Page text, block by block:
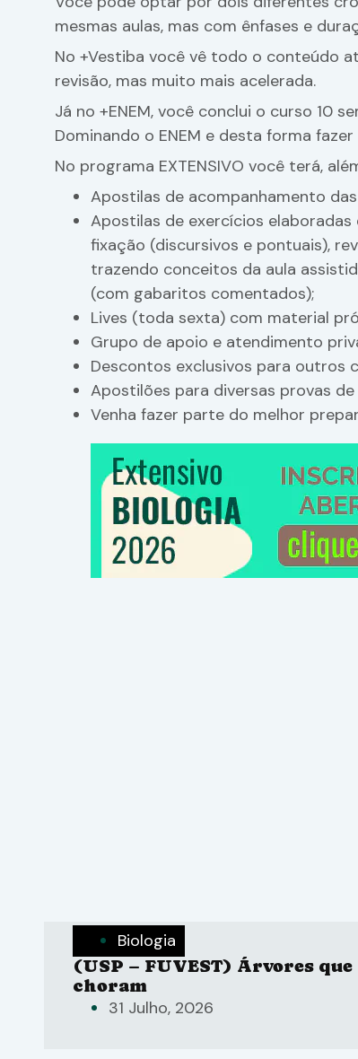
mesmas aulas, mas com ênfases e
No +Vestiba você vê todo o conteúdo
revisão, mas muito mais acelerada.
Já no +ENEM, você conclui o curso 10
Dominando o ENEM e desta forma
No programa EXTENSIVO você terá,
Apostilas de acompanhamento
Apostilas de exercícios
fixação (discursivos e pontuais),
trazendo conceitos da aula
(com gabaritos comentados);
Lives (toda sexta) com material
Grupo de apoio e atendimento
Descontos exclusivos para outros
Apostilões para diversas provas
Venha fazer parte do melhor
Biologia
(USP – FUVEST) Árvores que
choram
31 Julho, 2026